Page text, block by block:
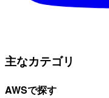
主なカテゴリ
AWSで探す